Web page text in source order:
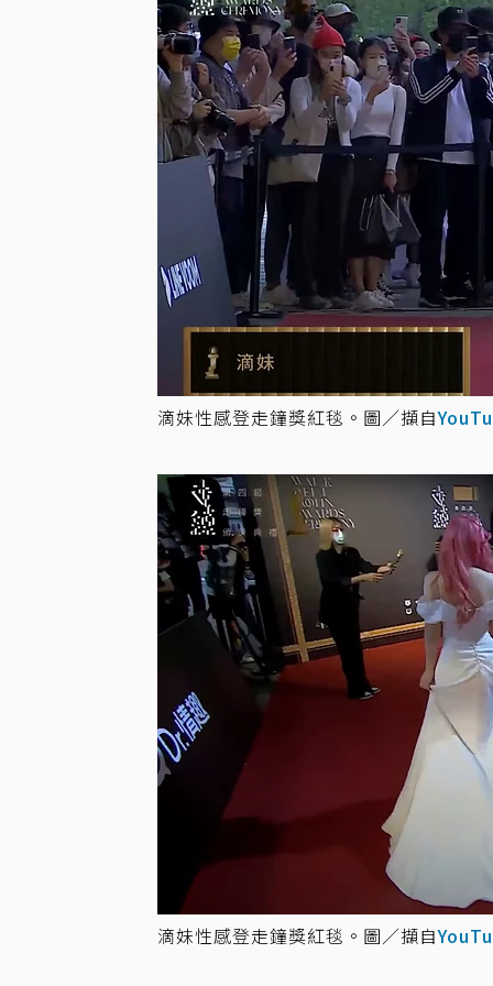
滴妹性感登走鐘獎紅毯。圖／擷自
滴妹性感登走鐘獎紅毯。圖／擷自